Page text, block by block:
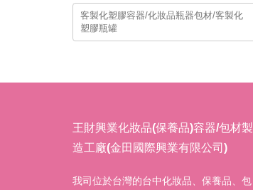
客製化塑膠容器/化妝品瓶器包材/客製化
塑膠瓶罐
王財興業化妝品(保養品)容器/包材製
造工廠(金田國際興業有限公司)
我司位於台灣的台中化妝品、保養品、包